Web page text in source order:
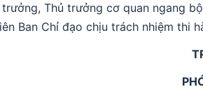
trưởng, Thủ trưởng cơ quan ngang
Ban Chỉ đạo chịu trách nhiệm thi